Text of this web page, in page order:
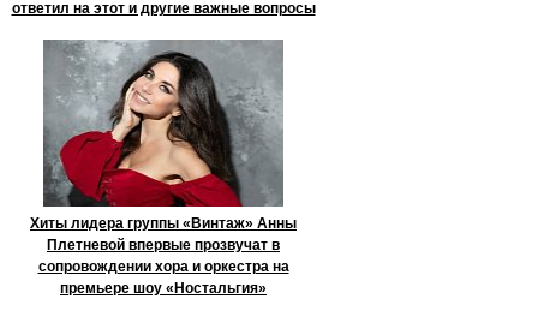
ответил на этот и другие важные вопросы
Хиты лидера группы «Винтаж» Анны
Плетневой впервые прозвучат в
сопровождении хора и оркестра на
премьере шоу «Ностальгия»